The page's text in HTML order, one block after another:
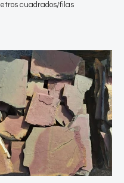
cuadrados/filas